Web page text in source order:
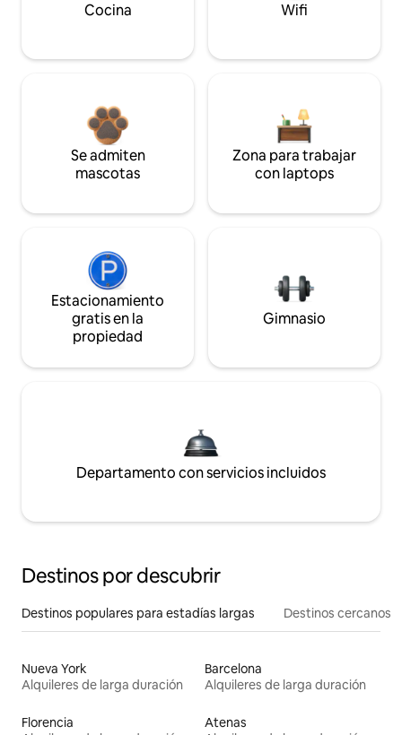
Cocina Wifi
Se admiten
mascotas
Zona para trabajar
con laptops
Estacionamiento
gratis en la
propiedad
Gimnasio
Departamento con servicios incluidos
Destinos por descubrir
Destinos populares para estadías largas Destinos cercanos
Nueva York
Alquileres de larga duración
Barcelona
Alquileres de larga duración
Florencia
Atenas